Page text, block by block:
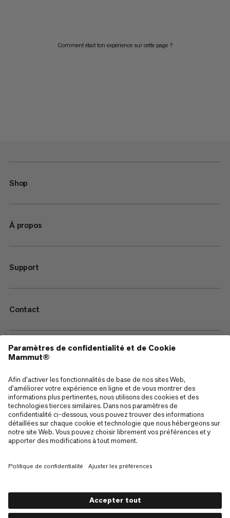
Comment était ton expérience sur cette page ?
Shop
À propos
Support
Contact
—
Sitemap
Cookies
Mentions Légales
Politique de confidentialité des données